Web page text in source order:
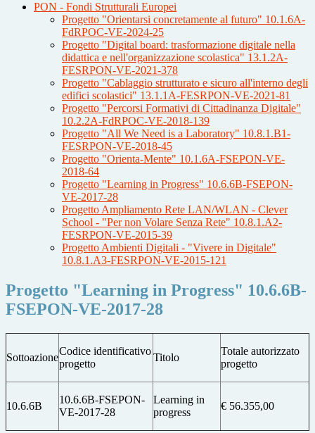
PON - Fondi Strutturali Europei
Progetto "Orientarsi concretamente al futuro" 10.1.6A-
FdRPOC-VE-2024-25
Progetto "Digital board: trasformazione digitale nella
didattica e nell'organizzazione scolastica" 13.1.2A-
FESRPON-VE-2021-378
Progetto "Cablaggio strutturato e sicuro all'interno degli
edifici scolastici" 13.1.1A-FESRPON-VE-2021-81
Progetto "Percorsi Formativi di Cittadinanza Digitale"
10.2.2A-FdRPOC-VE-2018-139
Progetto "All We Need is a Laboratory" 10.8.1.B1-
FESRPON-VE-2018-45
Progetto "Orienta-Mente" 10.1.6A-FSEPON-VE-
2018-64
Progetto "Learning in Progress" 10.6.6B-FSEPON-
VE-2017-28
Progetto Ampliamento Rete LAN/WLAN - Clever
School - "Per non Volare Senza Rete" 10.8.1.A2-
FESRPON-VE-2015-39
Progetto Ambienti Digitali - "Vivere in Digitale"
10.8.1.A3-FESRPON-VE-2015-121
Progetto "Learning in Progress" 10.6.6B-
FSEPON-VE-2017-28
Sottoazione
Codice identificativo
progetto
Titolo
Totale autorizzato
progetto
10.6.6B
10.6.6B-FSEPON-
VE-2017-28
Learning in
progress
€ 56.355,00